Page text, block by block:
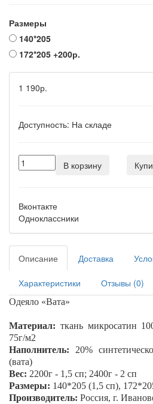
Размеры
140*205
172*205 +200р.
1 190р.
Доступность: На складе
В корзину
Вконтакте
Одноклассники
Описание Доставка
Характеристики Отзывы (0)
Одеяло «Вата»
Материал: ткань микросатин
75г/м2
Наполнитель: 20%
(вата)
Вес: 2200г - 1,5 сп; 2400г - 2 сп
Размеры: 140*205 (1,5 сп),
Производитель: Россия, г.